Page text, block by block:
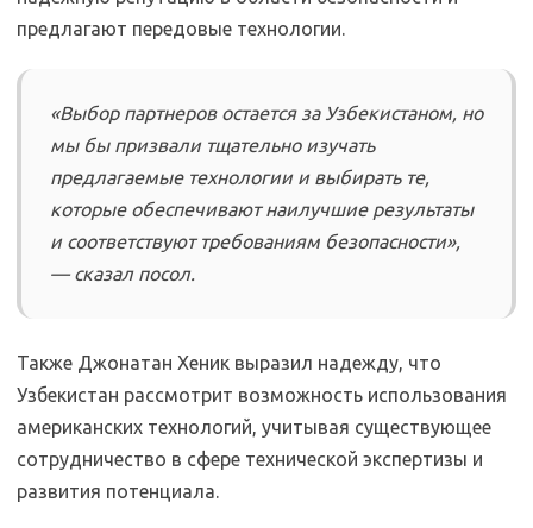
предлагают передовые технологии.
«Выбор партнеров остается за Узбекистаном, но
мы бы призвали тщательно изучать
предлагаемые технологии и выбирать те,
которые обеспечивают наилучшие результаты
и соответствуют требованиям безопасности»,
— сказал посол.
Также Джонатан Хеник выразил надежду, что
Узбекистан рассмотрит возможность использования
американских технологий, учитывая существующее
сотрудничество в сфере технической экспертизы и
развития потенциала.